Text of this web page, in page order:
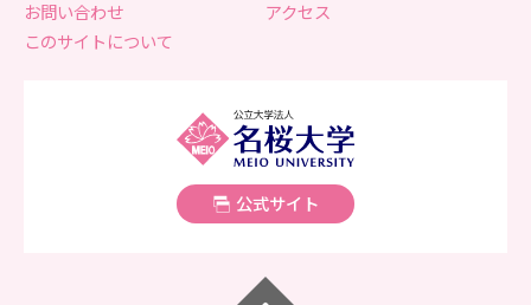
お問い合わせ
アクセス
このサイトについて
公式サイト